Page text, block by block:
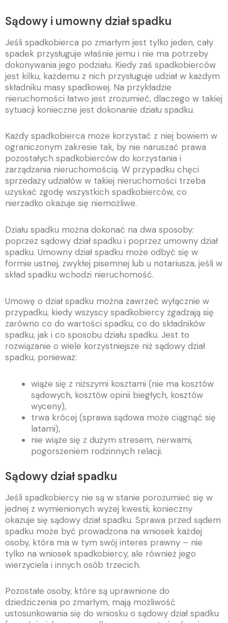
Sądowy i umowny dział spadku
Jeśli spadkobierca po zmarłym jest tylko jeden, cały
spadek przysługuje właśnie jemu i nie ma potrzeby
dokonywania jego podziału. Kiedy zaś spadkobierców
jest kilku, każdemu z nich przysługuje udział w każdym
składniku masy spadkowej. Na przykładzie
nieruchomości łatwo jest zrozumieć, dlaczego w takiej
sytuacji konieczne jest dokonanie działu spadku.
Każdy spadkobierca może korzystać z niej bowiem w
ograniczonym zakresie tak, by nie naruszać prawa
pozostałych spadkobierców do korzystania i
zarządzania nieruchomością. W przypadku chęci
sprzedaży udziałów w takiej nieruchomości trzeba
uzyskać zgodę wszystkich spadkobierców, co
nierzadko okazuje się niemożliwe.
Działu spadku można dokonać na dwa sposoby:
poprzez sądowy dział spadku i poprzez umowny dział
spadku. Umowny dział spadku może odbyć się w
formie ustnej, zwykłej pisemnej lub u notariusza, jeśli w
skład spadku wchodzi nieruchomość.
Umowę o dział spadku można zawrzeć wyłącznie w
przypadku, kiedy wszyscy spadkobiercy zgadzają się
zarówno co do wartości spadku, co do składników
spadku, jak i co sposobu działu spadku. Jest to
rozwiązanie o wiele korzystniejsze niż sądowy dział
spadku, ponieważ:
wiąże się z niższymi kosztami (nie ma kosztów
sądowych, kosztów opinii biegłych, kosztów
wyceny),
trwa krócej (sprawa sądowa może ciągnąć się
latami),
nie wiąże się z dużym stresem, nerwami,
pogorszeniem rodzinnych relacji.
Sądowy dział spadku
Jeśli spadkobiercy nie są w stanie porozumieć się w
jednej z wymienionych wyżej kwestii, konieczny
okazuje się sądowy dział spadku. Sprawa przed sądem
spadku może być prowadzona na wniosek każdej
osoby, która ma w tym swój interes prawny – nie
tylko na wniosek spadkobiercy, ale również jego
wierzyciela i innych osób trzecich.
Pozostałe osoby, które są uprawnione do
dziedziczenia po zmarłym, mają możliwość
ustosunkowania się do wniosku o sądowy dział spadku